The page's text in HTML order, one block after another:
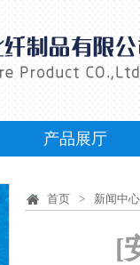
产品展厅
首页 > 新闻中心
[